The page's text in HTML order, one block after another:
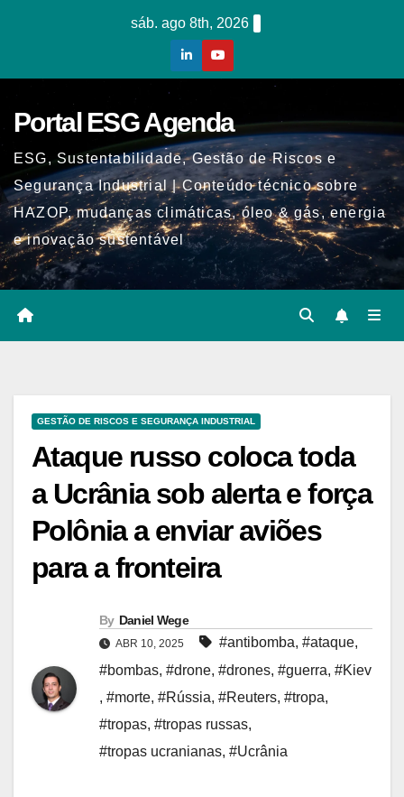
sáb. ago 8th, 2026
Portal ESG Agenda
ESG, Sustentabilidade, Gestão de Riscos e
Segurança Industrial | Conteúdo técnico sobre
HAZOP, mudanças climáticas, óleo & gás, energia
e inovação sustentável
GESTÃO DE RISCOS E SEGURANÇA INDUSTRIAL
Ataque russo coloca toda
a Ucrânia sob alerta e força
Polônia a enviar aviões
para a fronteira
By Daniel Wege
ABR 10, 2025 #antibomba, #ataque,
#bombas, #drone, #drones, #guerra, #Kiev
, #morte, #Rússia, #Reuters, #tropa,
#tropas, #tropas russas,
#tropas ucranianas, #Ucrânia